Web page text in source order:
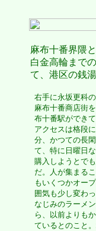
麻布十番界隈
白金高輪まで
て、港区の銭
右手に永坂更科
麻布十番商店街
布十番駅ができ
アクセスは格段
分、かつての長
て、特に日曜日
購入しようとで
だ。人が集まる
もいくつかオー
囲気も少し変わっ
なじみのラーメ
ら、以前よりも
ているとのこと